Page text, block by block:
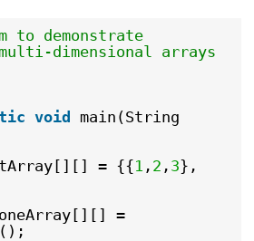
to demonstrate
dimensional arrays
void main(String
= {{1 , 2 , 3},
=